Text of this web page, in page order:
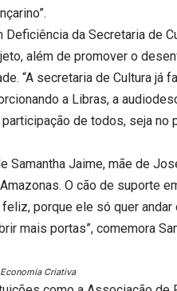
da Secretaria de
além de promover o
“A secretaria de Cultura já
a Libras, a
de todos, seja no
Samantha Jaime, mãe de
O cão de suporte
porque ele só quer andar
mais portas”, comemora
Criativa